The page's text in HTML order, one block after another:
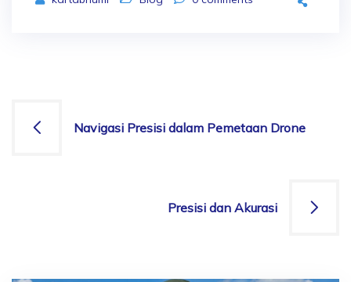
Navigasi Presisi dalam Pemetaan Drone
Presisi dan Akurasi